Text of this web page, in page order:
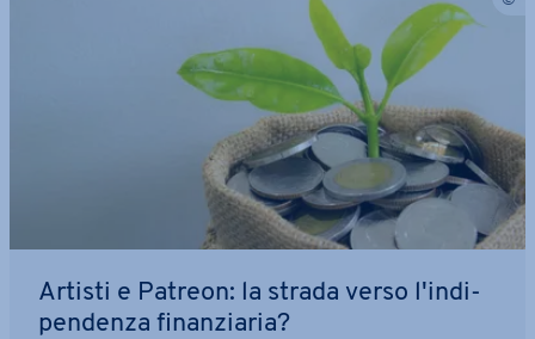
Artisti e Patreon: la strada verso l'in­di­
pen­den­za fi­nan­zia­ria?